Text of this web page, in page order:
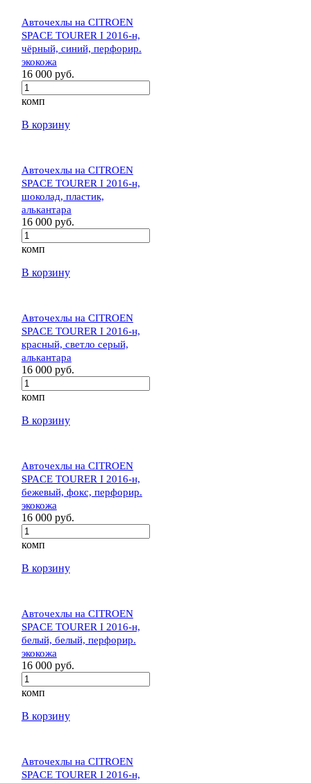
Авточехлы на CITROEN
SPACE TOURER I 2016-н,
чёрный, синий, перфорир.
экокожа
16 000 руб.
комп
В корзину
Авточехлы на CITROEN
SPACE TOURER I 2016-н,
шоколад, пластик,
алькантара
16 000 руб.
комп
В корзину
Авточехлы на CITROEN
SPACE TOURER I 2016-н,
красный, светло серый,
алькантара
16 000 руб.
комп
В корзину
Авточехлы на CITROEN
SPACE TOURER I 2016-н,
бежевый, фокс, перфорир.
экокожа
16 000 руб.
комп
В корзину
Авточехлы на CITROEN
SPACE TOURER I 2016-н,
белый, белый, перфорир.
экокожа
16 000 руб.
комп
В корзину
Авточехлы на CITROEN
SPACE TOURER I 2016-н,